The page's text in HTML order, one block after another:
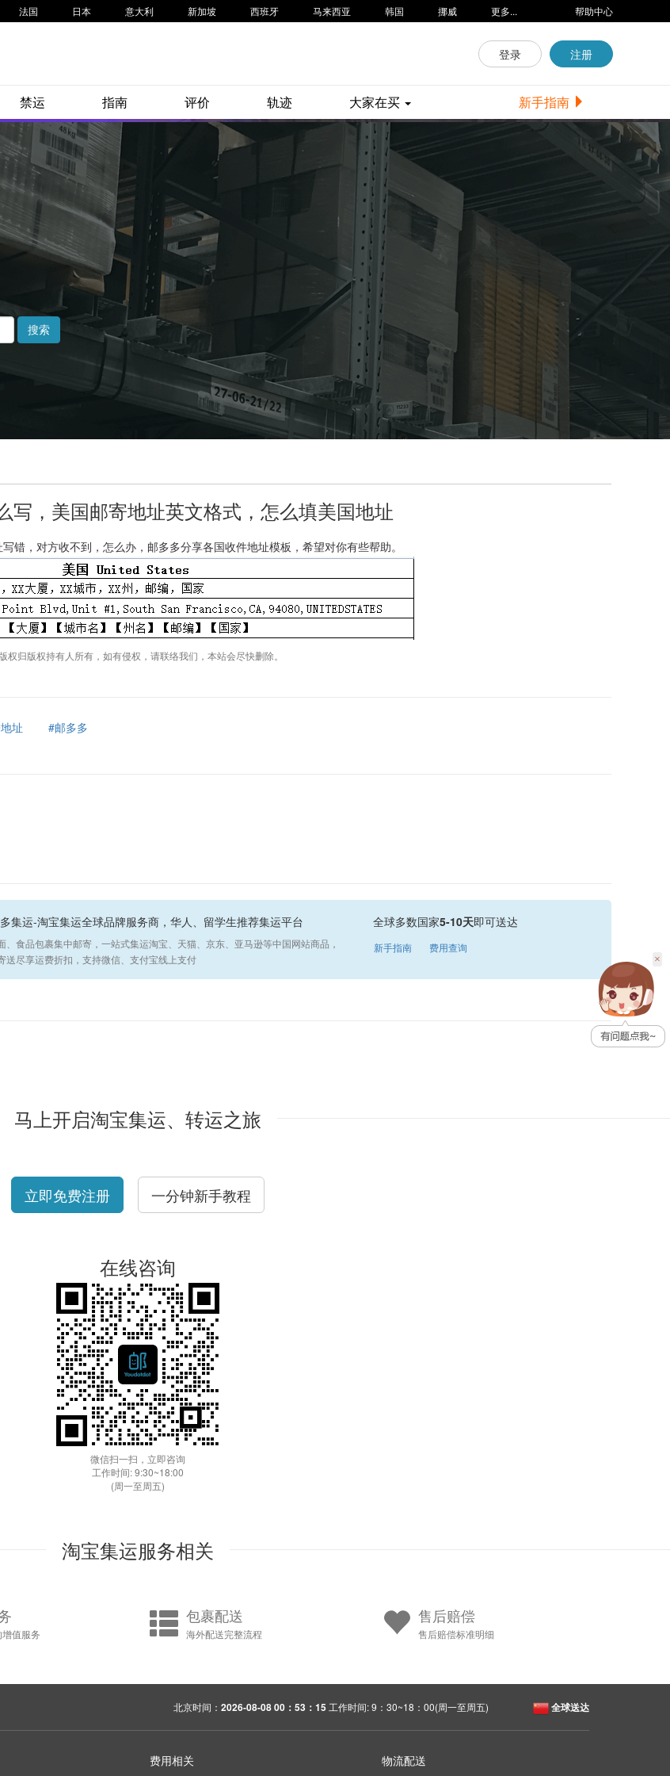
法国 日本 意大利 新加坡 西班牙 马来西亚 韩国 挪威 更多... 帮助中心
登录 注册
禁运 指南 评价 轨迹 新手指南
大家在买
写，美国邮寄地址英文格式，怎么填美国地址
错，对方收不到，怎么办，邮多多分享各国收件地址模板，希望对你有些帮助。
归版权持有人所有，如有侵权，请联络我们，本站会尽快删除。
址 #邮多多
集运-淘宝集运全球品牌服务商，华人、留学生推荐集运平台
、食品包裹集中邮寄，一站式集运淘宝、天猫、京东、亚马逊等中国网站商品，
送尽享运费折扣，支持微信、支付宝线上支付
全球多数国家5-10天即可送达
新手指南 费用查询
马上开启淘宝集运、转运之旅
立即免费注册 一分钟新手教程
在线咨询
微信扫一扫，立即咨询
工作时间: 9:30~18:00
(周一至周五)
淘宝集运服务相关
值服务
包裹配送
海外配送完整流程
售后赔偿
售后赔偿标准明细
北京时间： 2026-08-08 00：53：15 工作时间: 9：30~18：00(周一至周五) 全球送达
费用相关 物流配送
×